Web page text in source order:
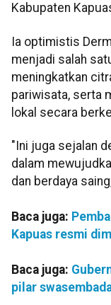
Kabupaten
Ia optimistis
menjadi salah
meningkatkan
pariwisata, serta
lokal secara
"Ini juga sejalan
dalam
dan berdaya
Baca juga:
Kapuas resmi
Baca juga:
pilar